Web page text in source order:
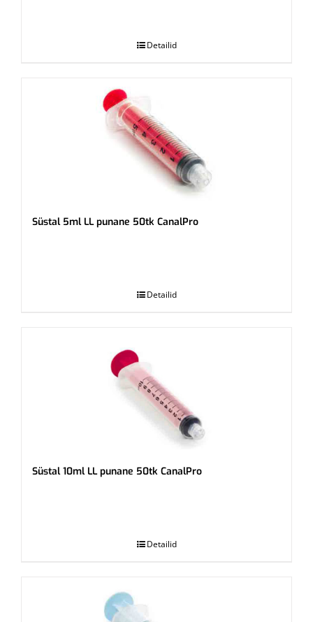
Detailid
Süstal 5ml LL punane 50tk CanalPro
Detailid
Süstal 10ml LL punane 50tk CanalPro
Detailid